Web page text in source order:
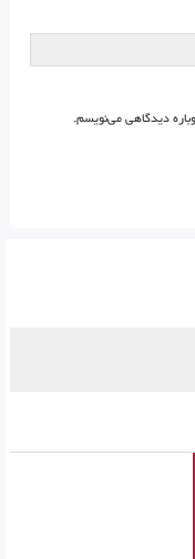
دیدگاهی می‌نویسم.